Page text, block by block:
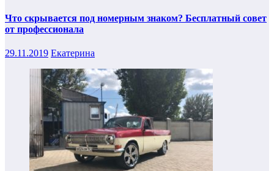
Что скрывается под номерным знаком? Бесплатный совет
от профессионала
29.11.2019 Екатерина